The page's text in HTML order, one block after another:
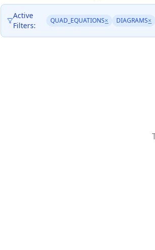
Active
Filters:
QUAD_EQUATIONS× DIAGRAMS×